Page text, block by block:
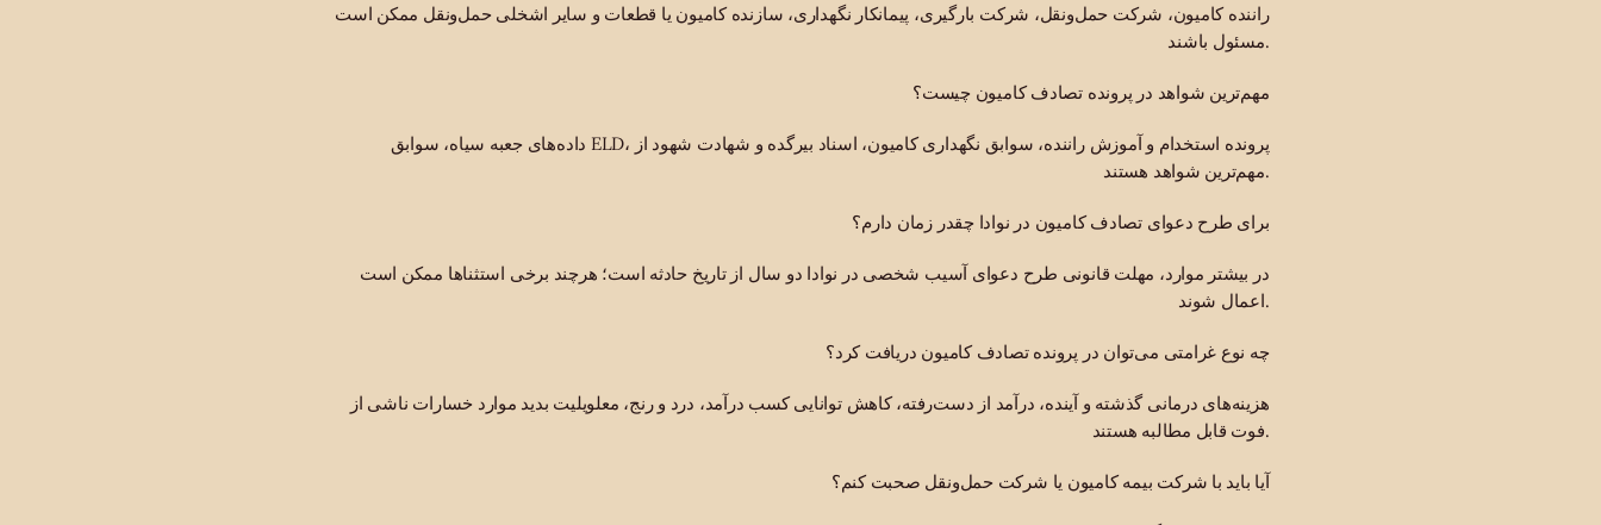
راننده کامیون، شرکت حمل‌ونقل، شرکت بارگیری، پیمانکار نگهداری، سازنده کامیون یا قطعات و سایر اشخلی حمل‌ونقل ممکن است
مسئول باشند.
مهم‌ترین شواهد در پرونده تصادف کامیون چیست؟
داده‌های جعبه سیاه، سوابق ELD، پرونده استخدام و آموزش راننده، سوابق نگهداری کامیون، اسناد بیرگده و شهادت شهود از
مهم‌ترین شواهد هستند.
برای طرح دعوای تصادف کامیون در نوادا چقدر زمان دارم؟
در بیشتر موارد، مهلت قانونی طرح دعوای آسیب شخصی در نوادا دو سال از تاریخ حادثه است؛ هرچند برخی استثناها ممکن است
اعمال شوند.
چه نوع غرامتی می‌توان در پرونده تصادف کامیون دریافت کرد؟
هزینه‌های درمانی گذشته و آینده، درآمد از دست‌رفته، کاهش توانایی کسب درآمد، درد و رنج، معلویلیت بدید موارد خسارات ناشی از
فوت قابل مطالبه هستند.
آیا باید با شرکت بیمه کامیون یا شرکت حمل‌ونقل صحبت کنم؟